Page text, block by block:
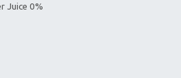
Juice 0%